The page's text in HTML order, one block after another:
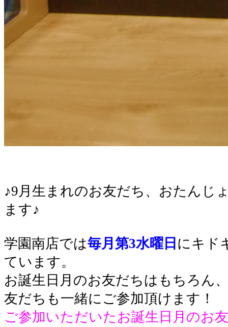
♪9月生まれのお友だち、おたんじ
ます♪
学園南店では毎月第3水曜日 にキド
ています。
お誕生日月のお友だちはもちろん
友だちも一緒にご参加頂けます！
ご参加いただいたお誕生日月のお